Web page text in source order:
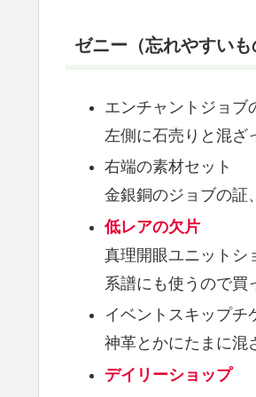
ゼニー（忘れやすいも
エンチャントジョブ
左側に石売りと混ざ
右端の素材セット
金銀銅のジョブの証
低レアの欠片
真理開眼ユニットシ
系譜にも使うので買
イベントスキップチ
神革とかにたまに混
デイリーショップ